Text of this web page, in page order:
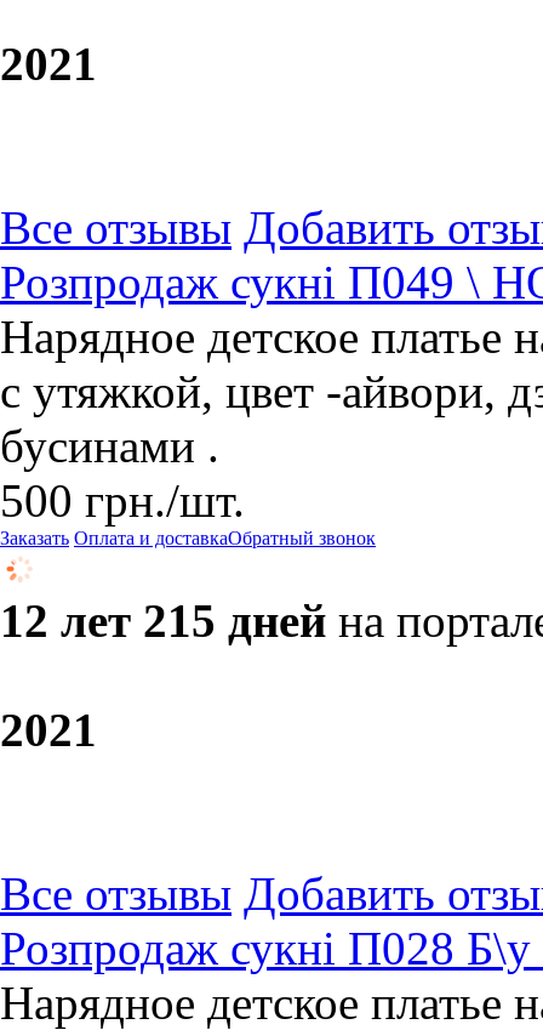
2021
Все отзывы Добавить
Розпродаж сукні П049 \
Нарядное детское платье
с утяжкой, цвет -айвори,
бусинами .
500 грн./шт.
Заказать Оплата и доставкаОбратный звонок
12 лет 215 дней на
2021
Все отзывы Добавить
Розпродаж сукні П028 Б\у
Нарядное детское платье